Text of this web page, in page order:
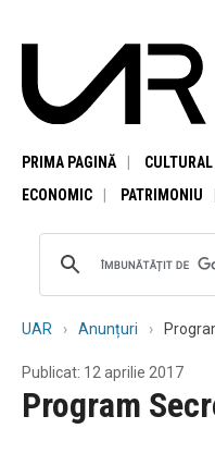
PRIMA PAGINĂ CULTURAL
ECONOMIC
PATRIMONIU
UAR Anunțuri
Publicat: 12 aprilie 2017
Program